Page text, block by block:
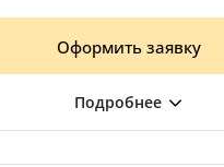
Оформить заявку